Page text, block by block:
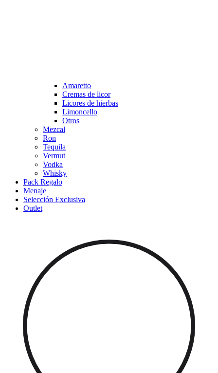
Amaretto
Cremas de licor
Licores de hierbas
Limoncello
Otros
Mezcal
Ron
Tequila
Vermut
Vodka
Whisky
Pack Regalo
Menaje
Selección Exclusiva
Outlet